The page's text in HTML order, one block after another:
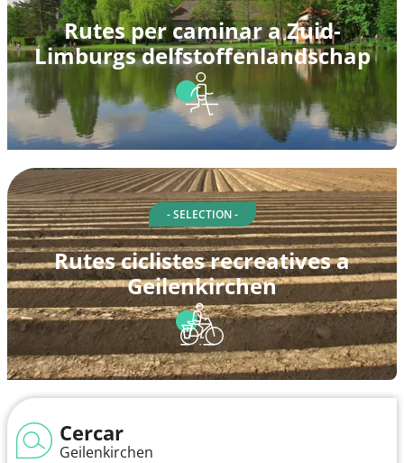
Rutes per caminar a Zuid-
Limburgs delfstoffenlandschap
- SELECTION -
Rutes ciclistes recreatives a
Geilenkirchen
Cercar
Geilenkirchen